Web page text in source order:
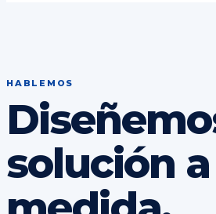
HABLEMOS
solución